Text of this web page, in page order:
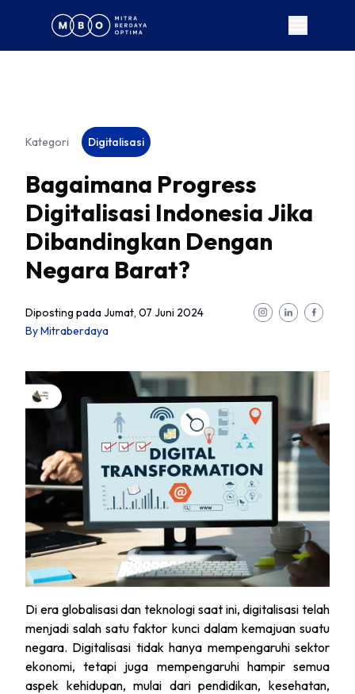
Kategori Digitalisasi
Bagaimana Progress
Digitalisasi Indonesia Jika
Dibandingkan Dengan
Negara Barat?
Diposting padaJumat, 07 Juni 2024
ByMitraberdaya
Di era globalisasi dan teknologi saat ini, digitalisasi telah
menjadi salah satu faktor kunci dalam kemajuan suatu
negara. Digitalisasi tidak hanya mempengaruhi sektor
ekonomi, tetapi juga mempengaruhi hampir semua
aspek kehidupan, mulai dari pendidikan, kesehatan,